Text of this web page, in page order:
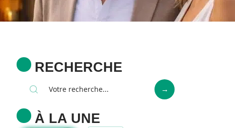
RECHERCHE
À LA UNE